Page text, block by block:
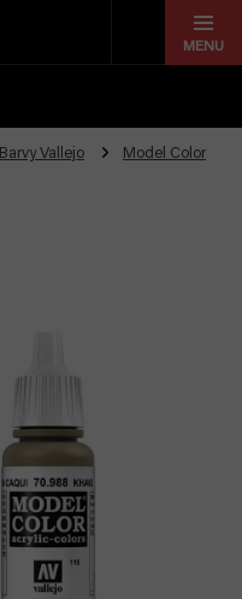
Barvy Vallejo Model Color